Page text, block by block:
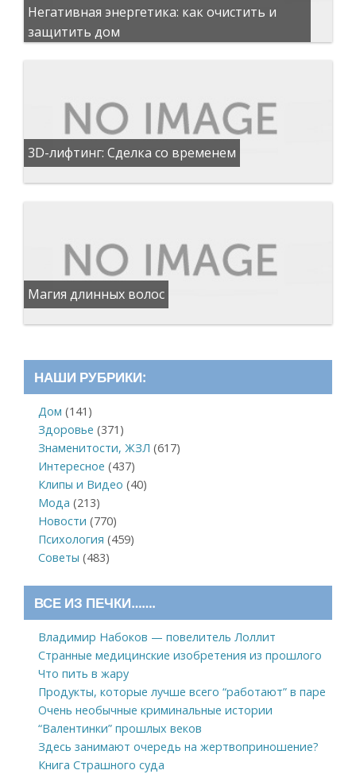
Негативная энергетика: как очистить и
защитить дом
3D-лифтинг: Сделка со временем
Магия длинных волос
НАШИ РУБРИКИ:
Дом (141)
Здоровье (371)
Знаменитости, ЖЗЛ (617)
Интересное (437)
Клипы и Видео (40)
Мода (213)
Новости (770)
Психология (459)
Советы (483)
ВСЕ ИЗ ПЕЧКИ…….
Владимир Набоков — повелитель Лоллит
Странные медицинские изобретения из прошлого
Что пить в жару
Продукты, которые лучше всего “работают” в паре
Очень необычные криминальные истории
“Валентинки” прошлых веков
Здесь занимают очередь на жертвоприношение?
Книга Страшного суда